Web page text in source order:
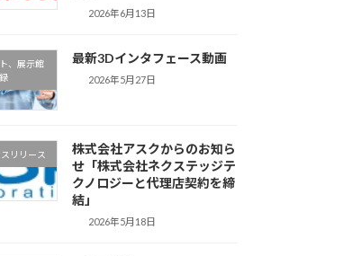
2026年6月13日
、展示館
最新3Dインタフェース動画
2026年5月27日
リリース
株式会社アスクからのお知ら
せ「株式会社ネクステッジテ
クノロジーと代理店契約を締
結」
2026年5月18日